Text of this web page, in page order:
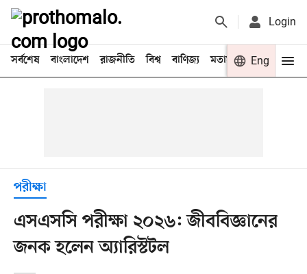
Login
সর্বশেষ বাংলাদেশ রাজনীতি বিশ্ব বাণিজ্য মতামত খেলা
Eng
পরীক্ষা
এসএসসি পরীক্ষা ২০২৬: জীববিজ্ঞানের
জনক হলেন অ্যারিস্টটল